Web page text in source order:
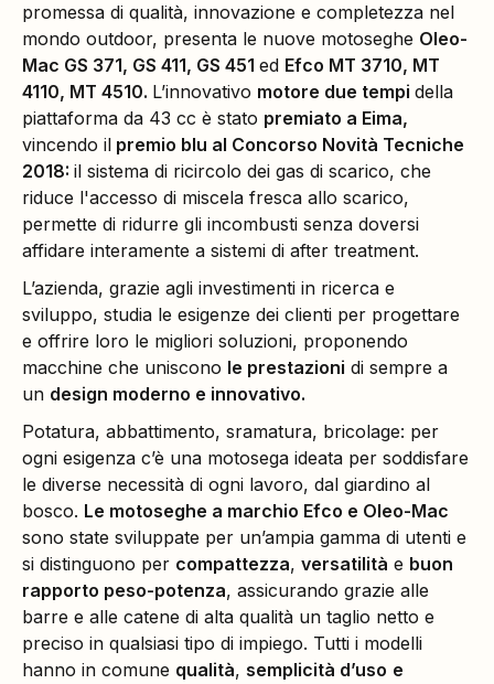
promessa di qualità, innovazione e completezza nel
mondo outdoor, presenta le nuove motoseghe Oleo-
Mac GS 371, GS 411, GS 451 ed Efco MT 3710, MT
4110, MT 4510. L’innovativo motore due tempi della
piattaforma da 43 cc è stato premiato a Eima,
vincendo il premio blu al Concorso Novità Tecniche
2018: il sistema di ricircolo dei gas di scarico, che
riduce l'accesso di miscela fresca allo scarico,
permette di ridurre gli incombusti senza doversi
affidare interamente a sistemi di after treatment.
L’azienda, grazie agli investimenti in ricerca e
sviluppo, studia le esigenze dei clienti per progettare
e offrire loro le migliori soluzioni, proponendo
macchine che uniscono le prestazioni di sempre a
un design moderno e innovativo.
Potatura, abbattimento, sramatura, bricolage: per
ogni esigenza c’è una motosega ideata per soddisfare
le diverse necessità di ogni lavoro, dal giardino al
bosco. Le motoseghe a marchio Efco e Oleo-Mac
sono state sviluppate per un’ampia gamma di utenti e
si distinguono per compattezza, versatilità e buon
rapporto peso-potenza, assicurando grazie alle
barre e alle catene di alta qualità un taglio netto e
preciso in qualsiasi tipo di impiego. Tutti i modelli
hanno in comune qualità, semplicità d’uso e